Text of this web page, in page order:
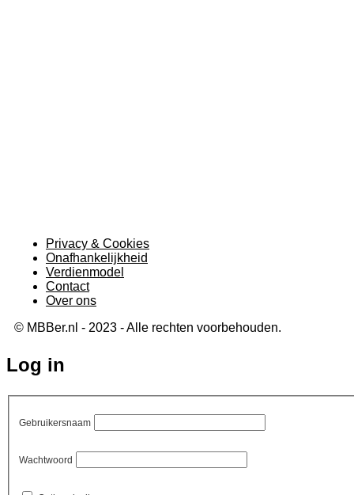
Privacy & Cookies
Onafhankelijkheid
Verdienmodel
Contact
Over ons
© MBBer.nl - 2023 - Alle rechten voorbehouden.
Log in
Gebruikersnaam
Wachtwoord